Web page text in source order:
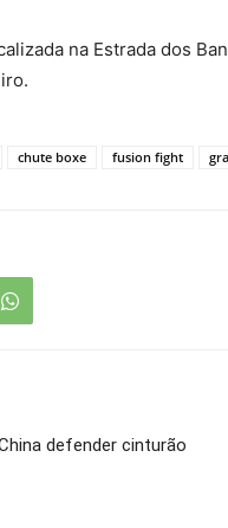
na Estrada dos
chute boxe fusion fight
defender cinturão